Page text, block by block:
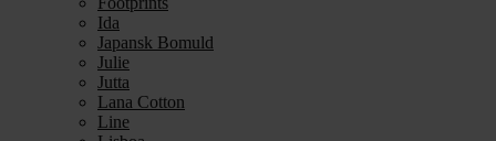
Ida
Japansk Bomuld
Julie
Jutta
Lana Cotton
Line